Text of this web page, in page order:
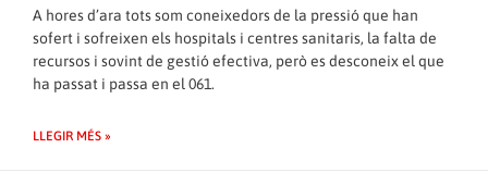
A hores d’ara tots som coneixedors de la pressió que han
sofert i sofreixen els hospitals i centres sanitaris, la falta de
recursos i sovint de gestió efectiva, però es desconeix el que
ha passat i passa en el 061.
LLEGIR MÉS »